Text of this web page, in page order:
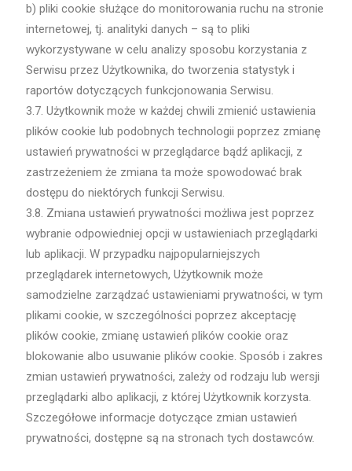
b) pliki cookie służące do monitorowania ruchu na stronie
internetowej, tj. analityki danych – są to pliki
wykorzystywane w celu analizy sposobu korzystania z
Serwisu przez Użytkownika, do tworzenia statystyk i
raportów dotyczących funkcjonowania Serwisu.
3.7. Użytkownik może w każdej chwili zmienić ustawienia
plików cookie lub podobnych technologii poprzez zmianę
ustawień prywatności w przeglądarce bądź aplikacji, z
zastrzeżeniem że zmiana ta może spowodować brak
dostępu do niektórych funkcji Serwisu.
3.8. Zmiana ustawień prywatności możliwa jest poprzez
wybranie odpowiedniej opcji w ustawieniach przeglądarki
lub aplikacji. W przypadku najpopularniejszych
przeglądarek internetowych, Użytkownik może
samodzielne zarządzać ustawieniami prywatności, w tym
plikami cookie, w szczególności poprzez akceptację
plików cookie, zmianę ustawień plików cookie oraz
blokowanie albo usuwanie plików cookie. Sposób i zakres
zmian ustawień prywatności, zależy od rodzaju lub wersji
przeglądarki albo aplikacji, z której Użytkownik korzysta.
Szczegółowe informacje dotyczące zmian ustawień
prywatności, dostępne są na stronach tych dostawców.